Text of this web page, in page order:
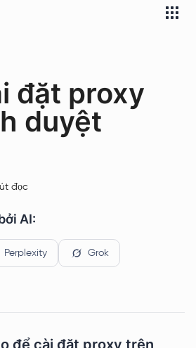
đặt proxy
duyệt
đọc
AI:
Perplexity Grok
để cài đặt proxy trên